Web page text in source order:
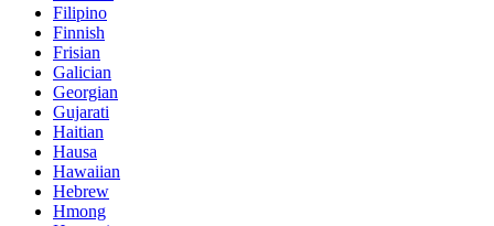
Filipino
Finnish
Frisian
Galician
Georgian
Gujarati
Haitian
Hausa
Hawaiian
Hebrew
Hmong